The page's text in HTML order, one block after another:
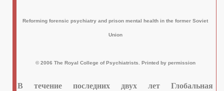
Reforming forensic psychiatry and prison mental health in the former Soviet
Union
© 2006 The Royal College of Psychiatrists. Printed by permission
В течение последних двух лет Глобальная